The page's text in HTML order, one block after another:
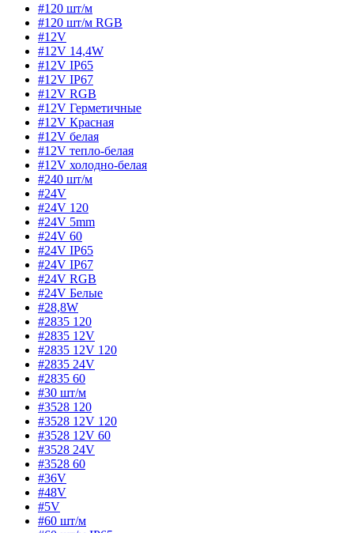
#120 шт/м
#120 шт/м RGB
#12V
#12V 14,4W
#12V IP65
#12V IP67
#12V RGB
#12V Герметичные
#12V Красная
#12V белая
#12V тепло-белая
#12V холодно-белая
#240 шт/м
#24V
#24V 120
#24V 5mm
#24V 60
#24V IP65
#24V IP67
#24V RGB
#24V Белые
#28,8W
#2835 120
#2835 12V
#2835 12V 120
#2835 24V
#2835 60
#30 шт/м
#3528 120
#3528 12V 120
#3528 12V 60
#3528 24V
#3528 60
#36V
#48V
#5V
#60 шт/м